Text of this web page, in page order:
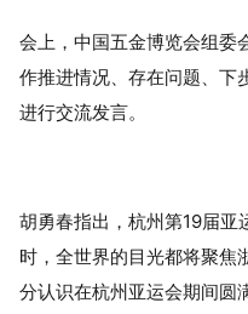
会上，中国五金博览会组委
作推进情况、存在问题、下
进行交流发言。
胡勇春指出，杭州第19届
时，全世界的目光都将聚焦
分认识在杭州亚运会期间圆